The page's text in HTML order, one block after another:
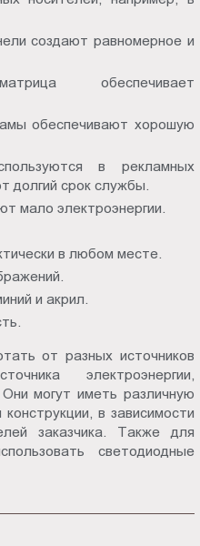
создают равномерное и
обеспечивает
обеспечивают хорошую
в рекламных
долгий срок службы.
мало электроэнергии.
в любом месте.
и акрил.
от разных источников
электроэнергии,
могут иметь различную
в зависимости
заказчика. Также для
светодиодные